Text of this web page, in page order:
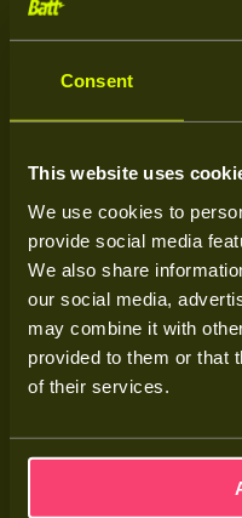
Consent
This website uses
We use cookies to
provide social media
We also share
our social media,
may combine it with
provided to them or that
of their services.
Excl.